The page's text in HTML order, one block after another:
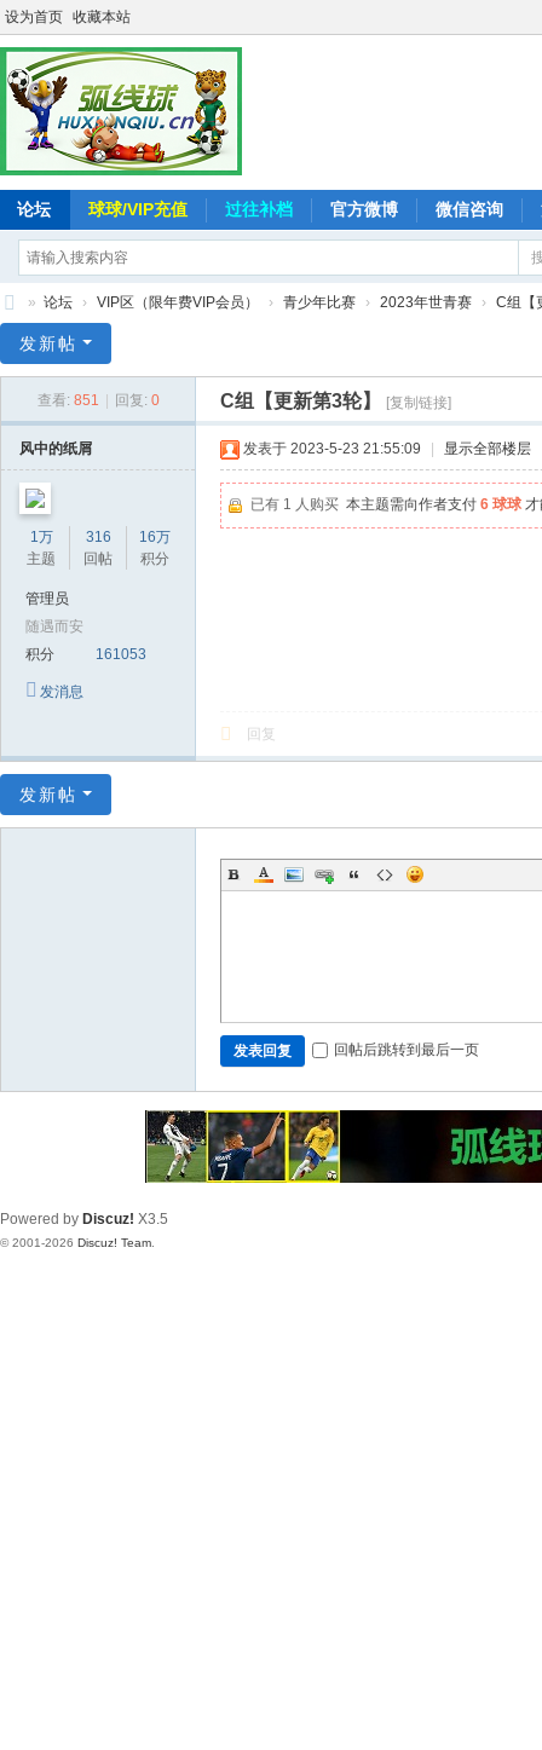
设为首页 收藏本站
论坛 球球/VIP充值 过往补档 官方微博 微信咨询
线
» 论坛 › VIP区（限年费VIP会员） › 青少年比赛 › 2023年世青赛 › C组【
发新帖
查看: 851 回复: 0 C组【更新第3轮】 [复制链接]
风中的纸屑
1万
主题
316
回帖
16万
积分
管理员
随遇而安
积分
161053
发消息
发表于 2023-5-23 21:55:09 显示全部楼层
已有 1 人购买 本主题需向作者支付 6 球球
回复
发新帖
发表回复 回帖后跳转到最后一页
Powered by Discuz! X3.5
© 2001-2026 Discuz! Team